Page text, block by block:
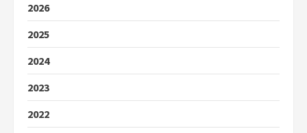
2026
2025
2024
2023
2022